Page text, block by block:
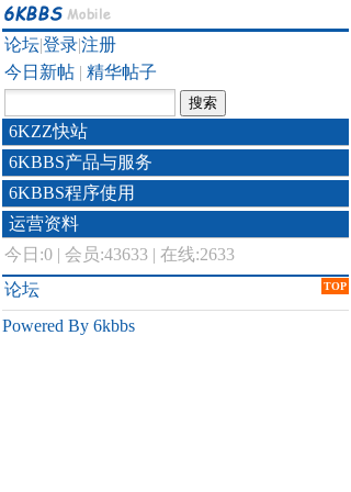
论坛|登录|注册
今日新帖 | 精华帖子
6KZZ快站
6KBBS产品与服务
6KBBS程序使用
运营资料
今日:0 | 会员:43633 | 在线:2633
TOP
论坛
Powered By 6kbbs